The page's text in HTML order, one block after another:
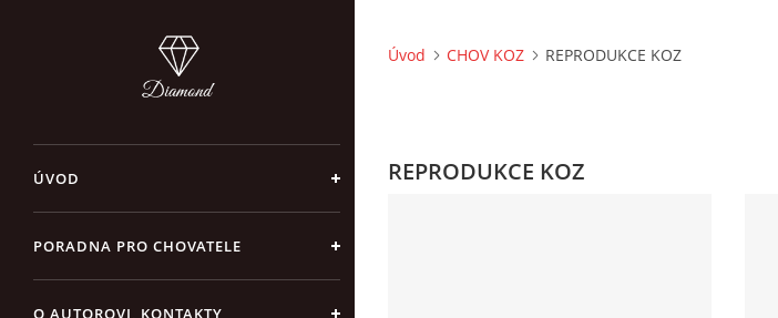
ÚVOD
PORADNA PRO CHOVATELE
O AUTOROVI, KONTAKTY
Úvod CHOV KOZ REPRODUKCE KOZ
REPRODUKCE KOZ